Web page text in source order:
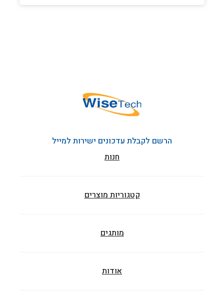
הרשם לקבלת עדכונים ישירות למייל
חנות
קטגוריות מוצרים
מותגים
אודות